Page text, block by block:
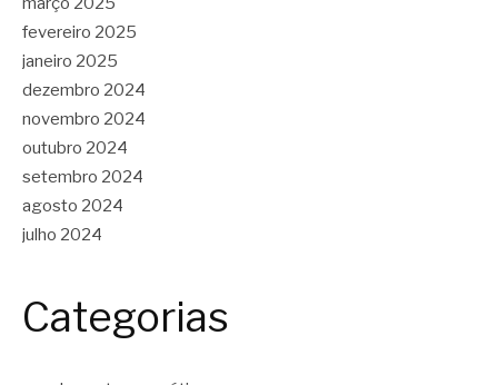
fevereiro 2025
janeiro 2025
dezembro 2024
novembro 2024
outubro 2024
setembro 2024
agosto 2024
julho 2024
Categorias